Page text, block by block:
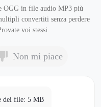
OGG in file audio MP3 più
convertiti senza perdere
voi stessi.
Non mi piace
dei file: 5 MB